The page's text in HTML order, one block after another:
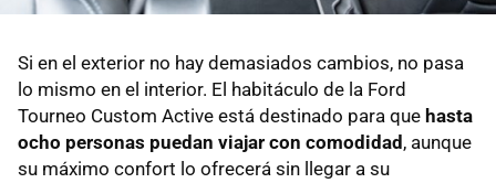
Si en el exterior no hay demasiados cambios, no pasa
lo mismo en el interior. El habitáculo de la Ford
Tourneo Custom Active está destinado para que hasta
ocho personas puedan viajar con comodidad , aunque
su máximo confort lo ofrecerá sin llegar a su